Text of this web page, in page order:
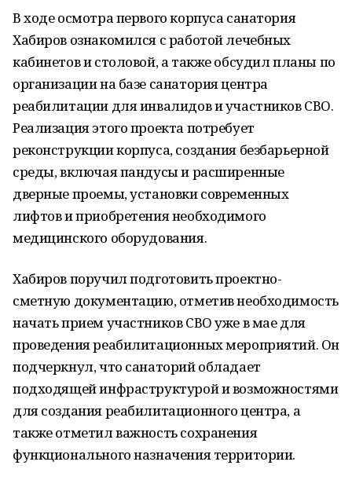
В ходе осмотра первого корпуса санатория
Хабиров ознакомился с работой лечебных
кабинетов и столовой, а также обсудил планы по
организации на базе санатория центра
реабилитации для инвалидов и участников СВО.
Реализация этого проекта потребует
реконструкции корпуса, создания безбарьерной
среды, включая пандусы и расширенные
дверные проемы, установки современных
лифтов и приобретения необходимого
медицинского оборудования.
Хабиров поручил подготовить проектно-
сметную документацию, отметив необходимость
начать прием участников СВО уже в мае для
проведения реабилитационных мероприятий. Он
подчеркнул, что санаторий обладает
подходящей инфраструктурой и возможностями
для создания реабилитационного центра, а
также отметил важность сохранения
функционального назначения территории.